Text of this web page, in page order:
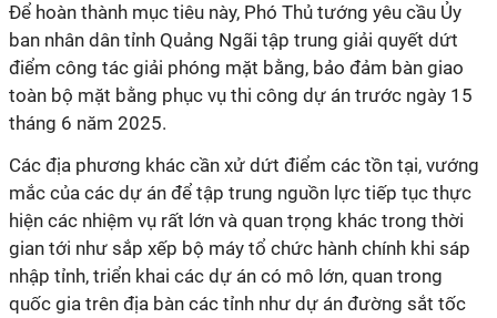
Để hoàn thành mục tiêu này, Phó Thủ tướng yêu cầu Ủy
ban nhân dân tỉnh Quảng Ngãi tập trung giải quyết dứt
điểm công tác giải phóng mặt bằng, bảo đảm bàn giao
toàn bộ mặt bằng phục vụ thi công dự án trước ngày 15
tháng 6 năm 2025.
Các địa phương khác cần xử dứt điểm các tồn tại, vướng
mắc của các dự án để tập trung nguồn lực tiếp tục thực
hiện các nhiệm vụ rất lớn và quan trọng khác trong thời
gian tới như sắp xếp bộ máy tổ chức hành chính khi sáp
nhập tỉnh, triển khai các dự án có mô lớn, quan trong
quốc gia trên địa bàn các tỉnh như dự án đường sắt tốc